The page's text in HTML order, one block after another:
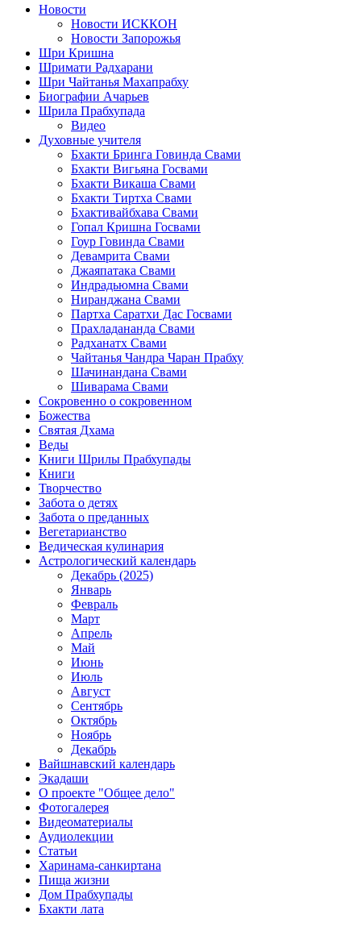
Новости
Новости ИСККОН
Новости Запорожья
Шри Кришна
Шримати Радхарани
Шри Чайтанья Махапрабху
Биографии Ачарьев
Шрила Прабхупада
Видео
Духовные учителя
Бхакти Бринга Говинда Свами
Бхакти Вигьяна Госвами
Бхакти Викаша Свами
Бхакти Тиртха Свами
Бхактивайбхава Свами
Гопал Кришна Госвами
Гоур Говинда Свами
Девамрита Свами
Джаяпатака Свами
Индрадьюмна Свами
Ниранджана Свами
Партха Саратхи Дас Госвами
Прахладананда Свами
Радханатх Свами
Чайтанья Чандра Чаран Прабху
Шачинандана Свами
Шиварама Свами
Сокровенно о сокровенном
Божества
Святая Дхама
Веды
Книги Шрилы Прабхупады
Книги
Творчество
Забота о детях
Забота о преданных
Вегетарианство
Ведическая кулинария
Астрологический календарь
Декабрь (2025)
Январь
Февраль
Март
Апрель
Май
Июнь
Июль
Август
Сентябрь
Октябрь
Ноябрь
Декабрь
Вайшнавский календарь
Экадаши
О проекте "Общее дело"
Фотогалерея
Видеоматериалы
Аудиолекции
Статьи
Харинама-санкиртана
Пища жизни
Дом Прабхупады
Бхакти лата